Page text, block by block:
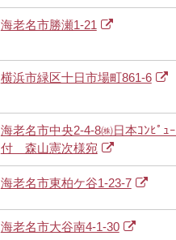
海老名市勝瀬1-21
横浜市緑区十日市場町861-6
海老名市中央2-4-8㈱日本ｺﾝﾋﾟｭ
付 森山憲次様宛
海老名市東柏ケ谷1-23-7
海老名市大谷南4-1-30